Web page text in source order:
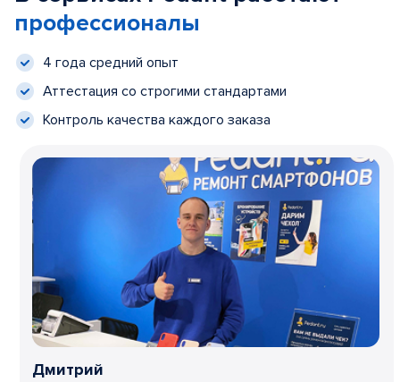
профессионалы
4 года средний опыт
Аттестация со строгими стандартами
Контроль качества каждого заказа
Дмитрий